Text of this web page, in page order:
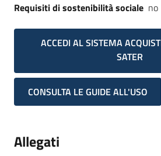
Requisiti di sostenibilità sociale no
ACCEDI AL SISTEMA
SATER
CONSULTA LE GUIDE ALL'USO
Allegati